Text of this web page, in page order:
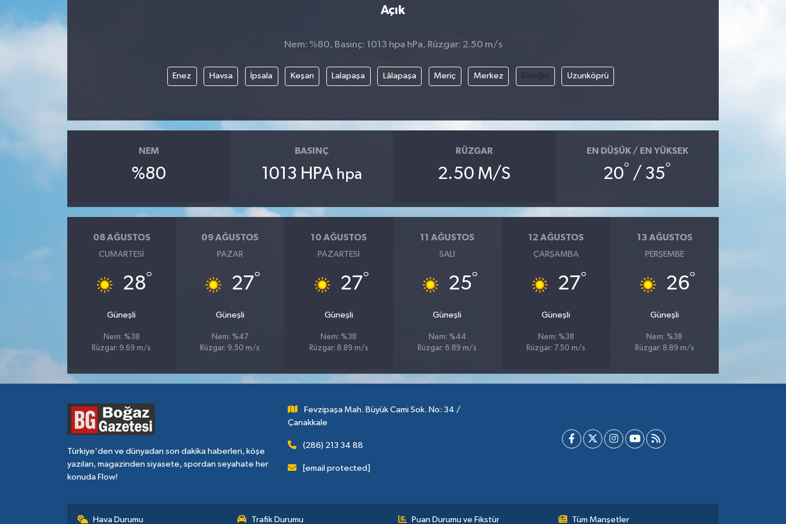
Açık
Nem: %80, Basınç: 1013 hpa hPa, Rüzgar: 2.50 m/s
Enez Havsa İpsala Keşan Lalapaşa Lâlapaşa Meriç Merkez Süloğlu Uzunköprü
NEM
%80
BASINÇ
1013 HPA hpa
RÜZGAR
2.50 M/S
EN DÜŞÜK / EN YÜKSEK
20° / 35°
08 AĞUSTOS
CUMARTESI
28°
Güneşli
Nem: %38
Rüzgar: 9.69 m/s
09 AĞUSTOS
PAZAR
27°
Güneşli
Nem: %47
Rüzgar: 9.50 m/s
10 AĞUSTOS
PAZARTESI
27°
Güneşli
Nem: %38
Rüzgar: 8.89 m/s
11 AĞUSTOS
SALI
25°
Güneşli
Nem: %44
Rüzgar: 6.89 m/s
12 AĞUSTOS
ÇARŞAMBA
27°
Güneşli
Nem: %38
Rüzgar: 7.50 m/s
13 AĞUSTOS
PERŞEMBE
26°
Güneşli
Nem: %38
Rüzgar: 8.89 m/s
Türkiye'den ve dünyadan son dakika haberleri, köşe
yazıları, magazinden siyasete, spordan seyahate her
konuda Flow!
Fevzipaşa Mah. Büyük Cami Sok. No: 34 /
Çanakkale
(286) 213 34 88
[email protected]
Hava Durumu Trafik Durumu Puan Durumu ve Fikstür Tüm Manşetler